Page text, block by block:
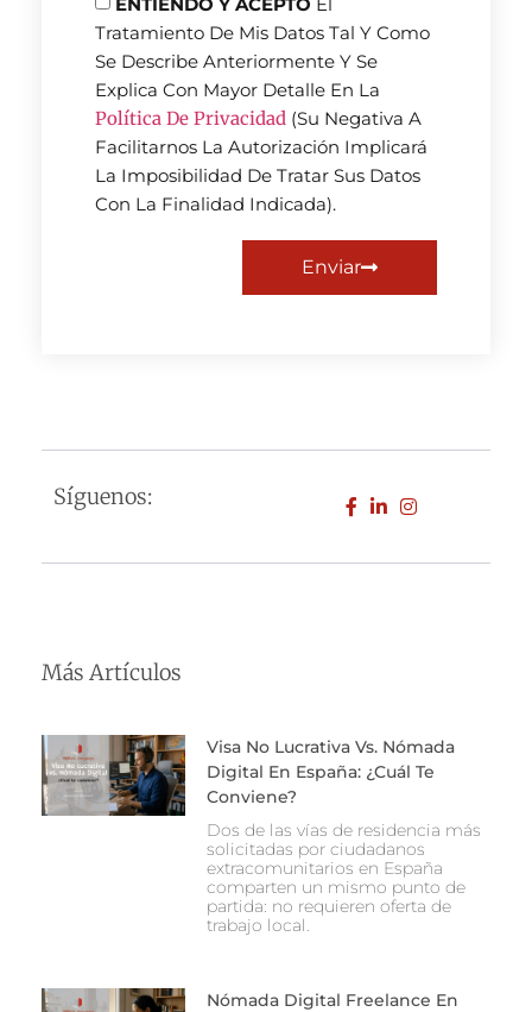
Tratamiento De Mis Datos Tal Y Como
Se Describe Anteriormente Y Se
Explica Con Mayor Detalle En La
Política De Privacidad (Su Negativa A
Facilitarnos La Autorización Implicará
La Imposibilidad De Tratar Sus Datos
Con La Finalidad Indicada).
Enviar
Síguenos:
Más Artículos
Visa No Lucrativa Vs. Nómada
Digital En España: ¿Cuál Te
Conviene?
Dos de las vías de residencia más
solicitadas por ciudadanos
extracomunitarios en España
comparten un mismo punto de
partida: no requieren oferta de
trabajo local.
Nómada Digital Freelance En